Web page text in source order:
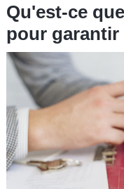
Qu'est-ce
pour